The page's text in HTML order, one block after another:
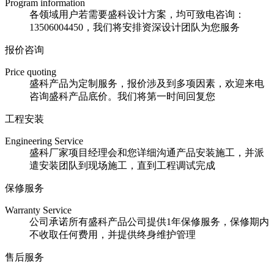
Program information
各领域用户若需要盛科设计方案，均可致电咨询：
13506004450，我们将安排资深设计团队为您服务
报价咨询
Price quoting
盛科产品为定制服务，报价涉及到多项因素，欢迎来电
咨询盛科产品底价。我们将第一时间回复您
工程安装
Engineering Service
盛科厂家项目经理会和您详细沟通产品安装施工，并派
遣安装团队到现场施工，直到工程调试完成
保修服务
Warranty Service
公司承诺所有盛科产品公司提供1年保修服务，保修期内
不收取任何费用，并提供终身维护管理
售后服务